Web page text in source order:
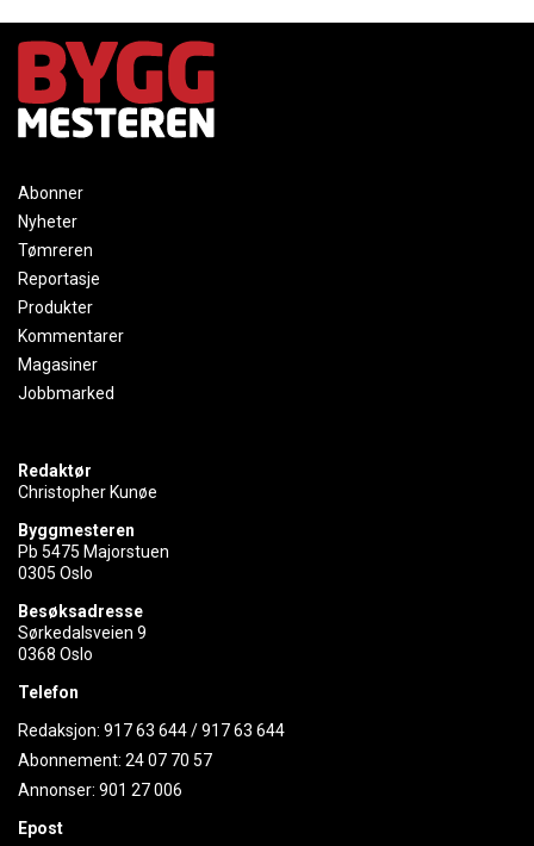
Abonner
Nyheter
Tømreren
Reportasje
Produkter
Kommentarer
Magasiner
Jobbmarked
Redaktør
Christopher Kunøe
Byggmesteren
Pb 5475 Majorstuen
0305 Oslo
Besøksadresse
Sørkedalsveien 9
0368 Oslo
Telefon
Redaksjon: 917 63 644/917 63 644
Abonnement: 24 07 70 57
Annonser: 901 27 006
Epost